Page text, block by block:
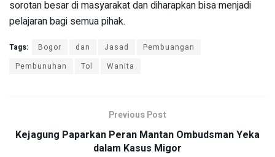
sorotan besar di masyarakat dan diharapkan bisa menjadi
pelajaran bagi semua pihak.
Tags: Bogor dan Jasad
Pembuangan
Pembunuhan
Tol Wanita
Previous Post
Kejagung Paparkan Peran Mantan Ombudsman Yeka
dalam Kasus Migor